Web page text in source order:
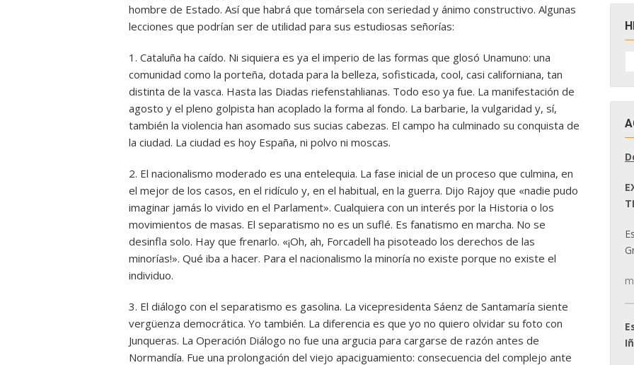
hombre de Estado. Así que habrá que tomársela con seriedad y ánimo constructivo. Algunas
lecciones que podrían ser de utilidad para sus estudiosas señorías:
1. Cataluña ha caído. Ni siquiera es ya el imperio de las formas que glosó Unamuno: una
comunidad como la porteña, dotada para la belleza, sofisticada, cool, casi californiana, tan
distinta de la vasca. Hasta las Diadas riefenstahlianas. Todo eso ya fue. La manifestación de
agosto y el pleno golpista han acoplado la forma al fondo. La barbarie, la vulgaridad y, sí,
también la violencia han asomado sus sucias cabezas. El campo ha culminado su conquista de
la ciudad. La ciudad es hoy España, ni polvo ni moscas.
2. El nacionalismo moderado es una entelequia. La fase inicial de un proceso que culmina, en
el mejor de los casos, en el ridículo y, en el habitual, en la guerra. Dijo Rajoy que «nadie pudo
imaginar jamás lo vivido en el Parlament». Cualquiera con un interés por la Historia o los
movimientos de masas. El separatismo no es un suflé. Es fanatismo en marcha. No se
desinfla solo. Hay que frenarlo. «¡Oh, ah, Forcadell ha pisoteado los derechos de las
minorías!». Qué iba a hacer. Para el nacionalismo la minoría no existe porque no existe el
individuo.
3. El diálogo con el separatismo es gasolina. La vicepresidenta Sáenz de Santamaría siente
vergüenza democrática. Yo también. La diferencia es que yo no quiero olvidar su foto con
Junqueras. La Operación Diálogo no fue una argucia para cargarse de razón antes de
Normandía. Fue una prolongación del viejo apaciguamiento: consecuencia del complejo ante